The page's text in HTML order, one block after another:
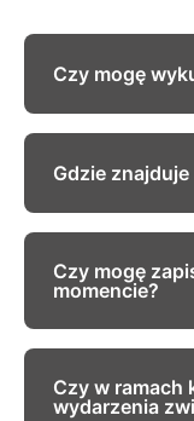
Czy mogę
Gdzie znajduje
Czy mogę
momencie?
Czy w ramach
wydarzenia